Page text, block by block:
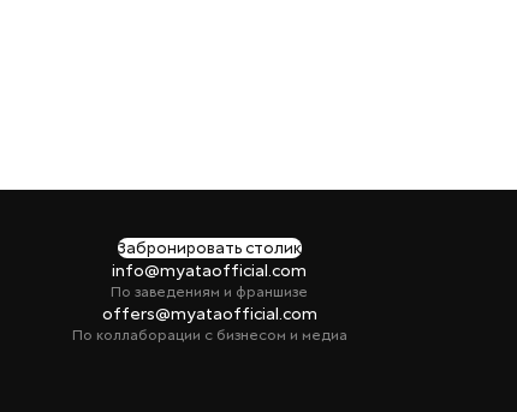
Забронировать столик
info@myataofficial.com
По заведениям и франшизе
offers@myataofficial.com
По коллаборации с бизнесом и медиа